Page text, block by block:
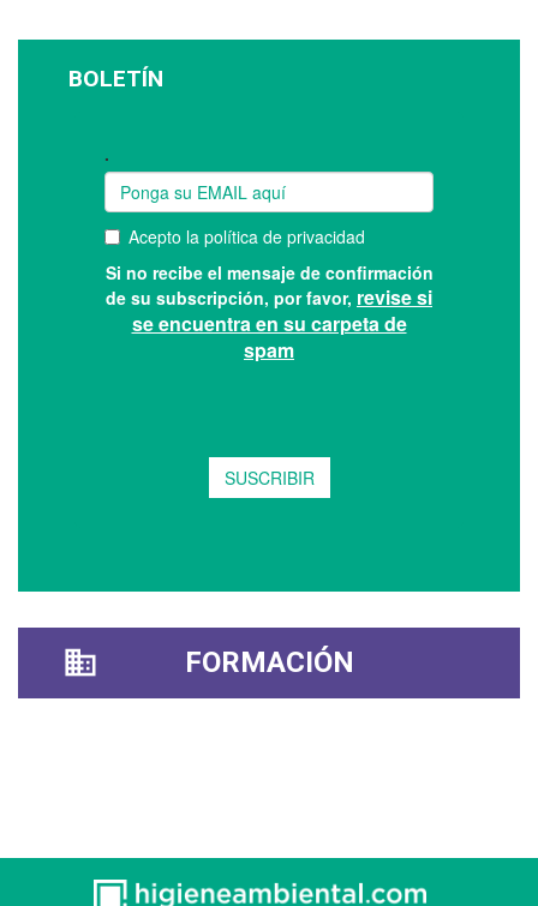
BOLETÍN
FORMACIÓN